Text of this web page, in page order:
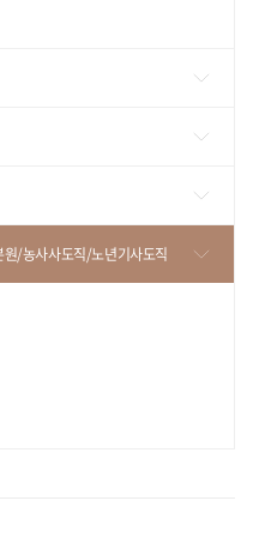
원/농사사도직/노년기사도직